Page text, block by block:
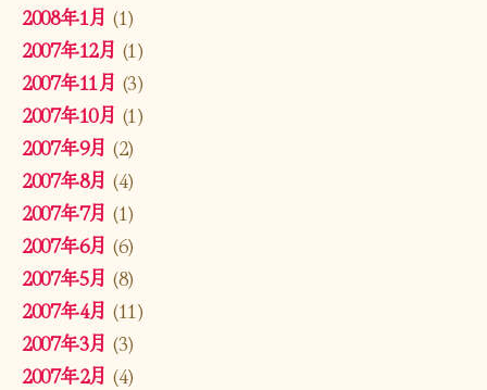
2008年1月 (1)
2007年12月 (1)
2007年11月 (3)
2007年10月 (1)
2007年9月 (2)
2007年8月 (4)
2007年7月 (1)
2007年6月 (6)
2007年5月 (8)
2007年4月 (11)
2007年3月 (3)
2007年2月 (4)